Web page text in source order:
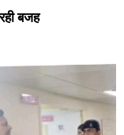
बजह